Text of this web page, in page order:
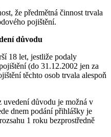
že předmětná činnost trvala
pojištění.
důvodu
18 let, jestliže podaly
(do 31.12.2002 jen za
těchto osob trvala alespoň
uvedení důvodu je možná v
dnem podání přihlášky je
1 roku bezprostředně